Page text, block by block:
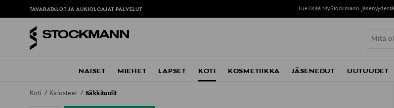
TAVARATALOT JA AUKIOLOAJAT PALVELUT Lue lisää MyStockmann-jäsenyydestä
NAISET MIEHET LAPSET KOTI KOSMETIIKKA JÄSENEDUT UUTUUDET
Koti Kalusteet Säkkituolit